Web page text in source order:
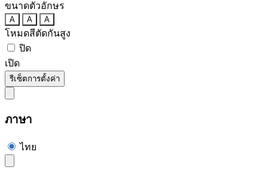
ขนาดตัวอักษร
A A A
โหมดสีตัดกันสูง
ปิด
เปิด
รีเซ็ตการตั้งค่า
ภาษา
ไทย